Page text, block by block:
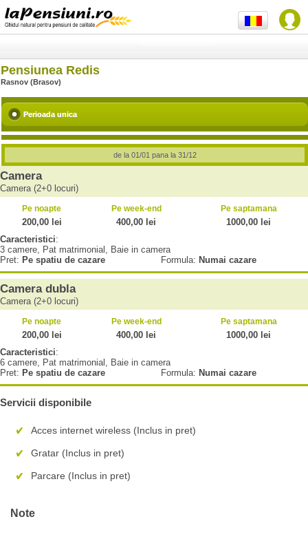
Pensiunea Redis
Rasnov (Brasov)
Perioada unica
de la 01/01 pana la 31/12
Camera
Camera (2+0 locuri)
Pe noapte Pe week-end Pe saptamana
200,00 lei 400,00 lei
1000,00 lei
Caracteristici:
3 camere, Pat matrimonial, Baie in camera
Pret: Pe spatiu de cazare Formula: Numai cazare
Camera dubla
Camera (2+0 locuri)
Pe noapte Pe week-end Pe saptamana
200,00 lei 400,00 lei
1000,00 lei
Caracteristici:
6 camere, Pat matrimonial, Baie in camera
Pret: Pe spatiu de cazare Formula: Numai cazare
Servicii disponibile
Acces internet wireless (Inclus in pret)
Gratar (Inclus in pret)
Parcare (Inclus in pret)
Note